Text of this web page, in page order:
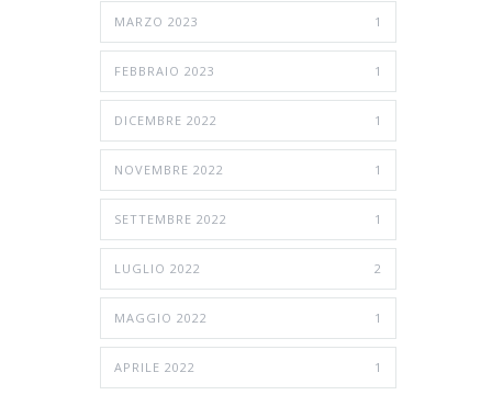
MARZO 2023 1
FEBBRAIO 2023 1
DICEMBRE 2022 1
NOVEMBRE 2022 1
SETTEMBRE 2022 1
LUGLIO 2022 2
MAGGIO 2022 1
APRILE 2022 1